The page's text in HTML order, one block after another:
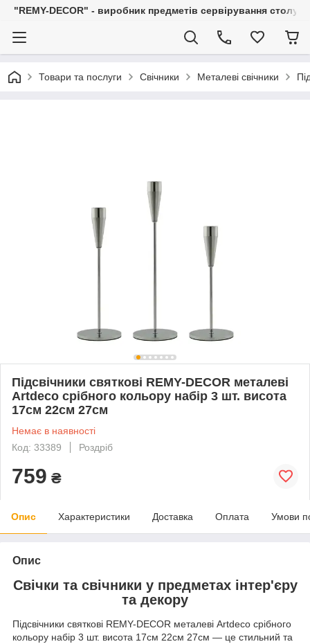
"REMY-DECOR" - виробник предметів сервірування
Товари та послуги Свічники Металеві свічники
Підсвічники святкові REMY-DEСOR металеві
Artdeco срібного кольору набір 3 шт. висота
17см 22см 27см
Немає в наявності
Код: 33389
Роздріб
759 ₴
Опис Характеристики Доставка Оплата Умови
Опис
Свічки та свічники у предметах інтер'єру
та декору
Підсвічники святкові REMY-DEСOR металеві Artdeco срібного
кольору набір 3 шт. висота 17см 22см 27см — це стильний та